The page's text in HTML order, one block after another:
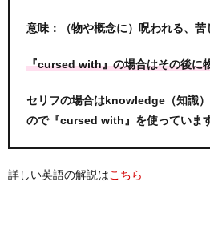
意味：（物や概念に）呪われる、苦
『cursed with』の場合はその後に
セリフの場合はknowledge（知識
ので『cursed with』を使っています
詳しい英語の解説は こちら